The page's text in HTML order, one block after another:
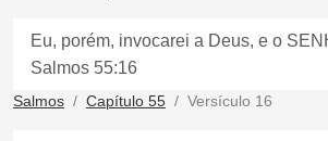
Eu, porém, invocarei a Deus, e o
Salmos 55:16
Salmos Capítulo 55 Versículo 16